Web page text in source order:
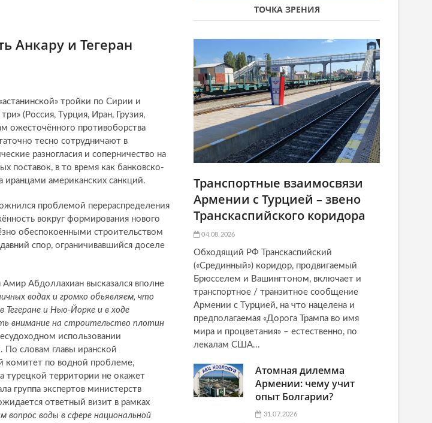
Анкару и Тегеран
тройки по Сирии и
(Россия, Турция, Иран, Грузия,
ожесточённого противоборства
тесно сотрудничают в
разногласия и соперничество на
поставок, в то время как банковско-
американских санкций.
проблемой перераспределения
вокруг формирования нового
обеспокоенными строительством
спор, ограничивавшийся доселе
Абдоллахиан высказался вполне
водах и громко объявляем, что
Тегеране и Нью-Йорке и в ходе
внимание на строительство плотин
использовании
По словам главы иранской
комитет по водной проблеме,
турецкой территории не окажет
группа экспертов министерств
ответный визит в рамках
вопрос воды в сфере национальной
ТОЧКА ЗРЕНИЯ
Транспортные взаимосвязи
Армении с Турцией – звено
Транскаспийского коридора
04.08.2026
Обходящий РФ Транскаспийский
(«Срединный») коридор, продвигаемый
Брюсселем и Вашингтоном, включает и
транспортное / транзитное сообщение
Армении с Турцией, на что нацелена и
предполагаемая «Дорога Трампа во имя
мира и процветания» – естественно, по
лекалам США...
Атомная дилемма
Армении: чему учит
опыт Болгарии?
31.07.2026